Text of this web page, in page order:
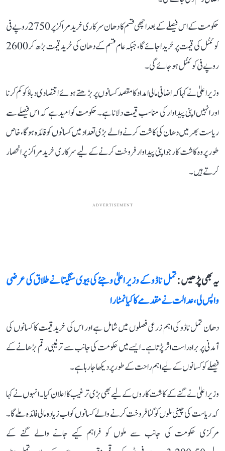
حکومت کے اس فیصلے کے بعد اچھی قسم کا دھان سرکاری خرید مراکز پر 2750 روپے فی
کوئنٹل کی قیمت پر خریدا جائے گا، جبکہ عام قسم کے دھان کی خرید قیمت بڑھ کر 2600
روپے فی کوئنٹل ہو جائے گی۔
وزیر اعلیٰ نے کہا کہ اضافی مالی امداد کا مقصد کسانوں پر بڑھتے ہوئے اقتصادی دباؤ کو کم کرنا
اور انہیں اپنی پیداوار کی مناسب قیمت دلانا ہے۔ حکومت کو امید ہے کہ اس فیصلے سے
ریاست بھر میں دھان کی کاشت کرنے والے بڑی تعداد میں کسانوں کو فائدہ ہوگا، خاص
طور پر وہ کاشت کار جو اپنی پیداوار فروخت کرنے کے لیے سرکاری خرید مراکز پر انحصار
کرتے ہیں۔
ADVERTISEMENT
یہ بھی پڑھیں :تمل ناڈو کے وزیر اعلیٰ وجئے کی بیوی سنگیتا نے طلاق کی عرضی
واپس لی، عدالت نے مقدمے کا کیا نمٹارا
دھان تمل ناڈو کی اہم زرعی فصلوں میں شامل ہے اور اس کی خرید قیمت کا کسانوں کی
آمدنی پر براہ راست اثر پڑتا ہے۔ ایسے میں حکومت کی جانب سے ترغیبی رقم بڑھانے کے
فیصلے کو کسانوں کے لیے اہم راحت کے طور پر دیکھا جا رہا ہے۔
وزیر اعلیٰ نے گنے کے کاشت کاروں کے لیے بھی بڑی ترغیب کا اعلان کیا۔ انہوں نے کہا
کہ ریاست کی چینی ملوں کو گنا فروخت کرنے والے کسانوں کو اب زیادہ مالی فائدہ ملے گا۔
مرکزی حکومت کی جانب سے ملوں کو فراہم کیے جانے والے گنے کے